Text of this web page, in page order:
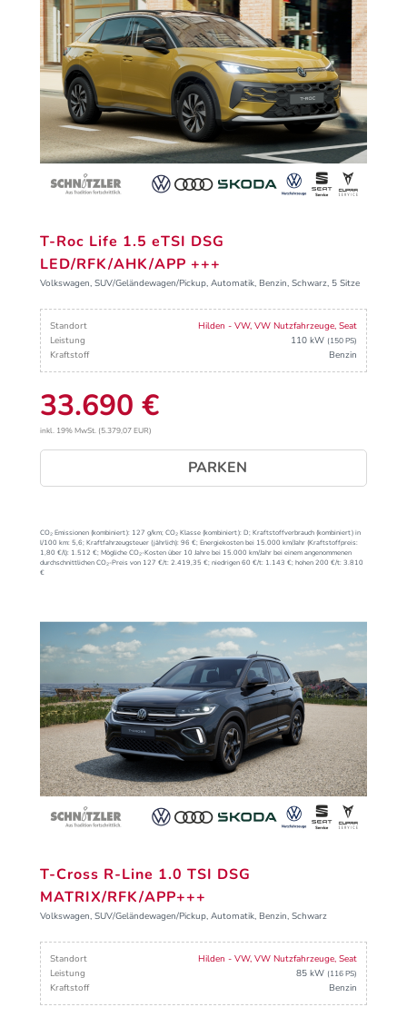
T-Roc Life 1.5 eTSI DSG
LED/RFK/AHK/APP +++
Volkswagen, SUV/Geländewagen/Pickup, Automatik, Benzin, Schwarz, 5 Sitze
Standort
Hilden - VW, VW Nutzfahrzeuge, Seat
Leistung
110 kW (150 PS)
Kraftstoff Benzin
33.690 €
inkl. 19% MwSt. (5.379,07 EUR)
PARKEN
CO₂ Emissionen (kombiniert): 127 g/km;CO₂ Klasse (kombiniert):D;Kraftstoffverbrauch (kombiniert) in
l/100 km:5,6;Kraftfahrzeugsteuer (jährlich):96 €;Energiekosten bei 15.000 km/Jahr (Kraftstoffpreis:
1,80 €/l): 1.512 €;Mögliche CO₂-Kosten über 10 Jahre bei 15.000 km/Jahr bei einem angenommenen
durchschnittlichen CO₂-Preis von 127 €/t:2.419,35 €; niedrigen 60 €/t: 1.143 €; hohen 200 €/t: 3.810
€
T-Cross R-Line 1.0 TSI DSG
MATRIX/RFK/APP+++
Volkswagen, SUV/Geländewagen/Pickup, Automatik, Benzin, Schwarz
Standort
Hilden - VW, VW Nutzfahrzeuge, Seat
Leistung
85 kW (116 PS)
Kraftstoff Benzin